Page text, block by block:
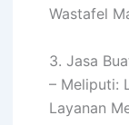
Wastafel
3. Jasa
– Meliputi:
Layanan